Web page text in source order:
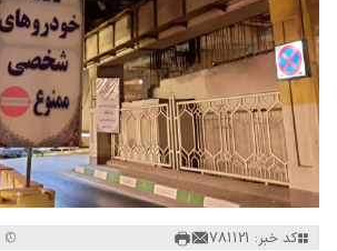
کد خبر: 781121